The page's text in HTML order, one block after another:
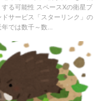
する可能性 スペースXの衛星ブ
ドサービス「スターリンク」の
では数千～数...